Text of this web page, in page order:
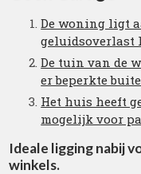
De woning ligt
geluidsoverlast
De tuin van de
er beperkte
Het huis heeft
mogelijk voor
Ideale ligging nabij
winkels.